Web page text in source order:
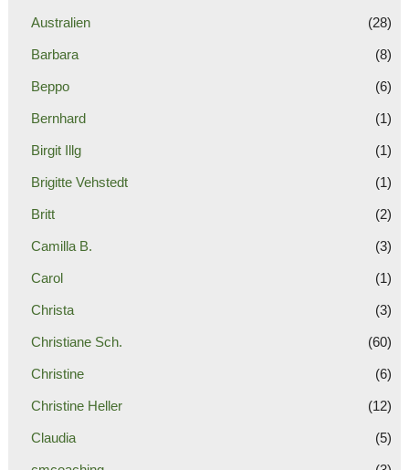
Australien (28)
Barbara (8)
Beppo (6)
Bernhard (1)
Birgit Illg (1)
Brigitte Vehstedt (1)
Britt (2)
Camilla B. (3)
Carol (1)
Christa (3)
Christiane Sch. (60)
Christine (6)
Christine Heller (12)
Claudia (5)